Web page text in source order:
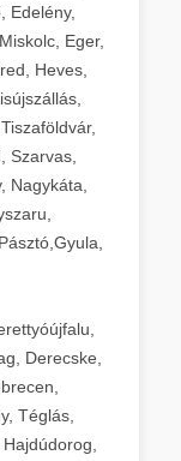
Edelény,
Eger,
Heves,
Szarvas,
Nagykáta,
Derecske,
Téglás,